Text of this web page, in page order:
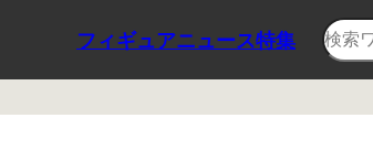
フィギュアニュース特集